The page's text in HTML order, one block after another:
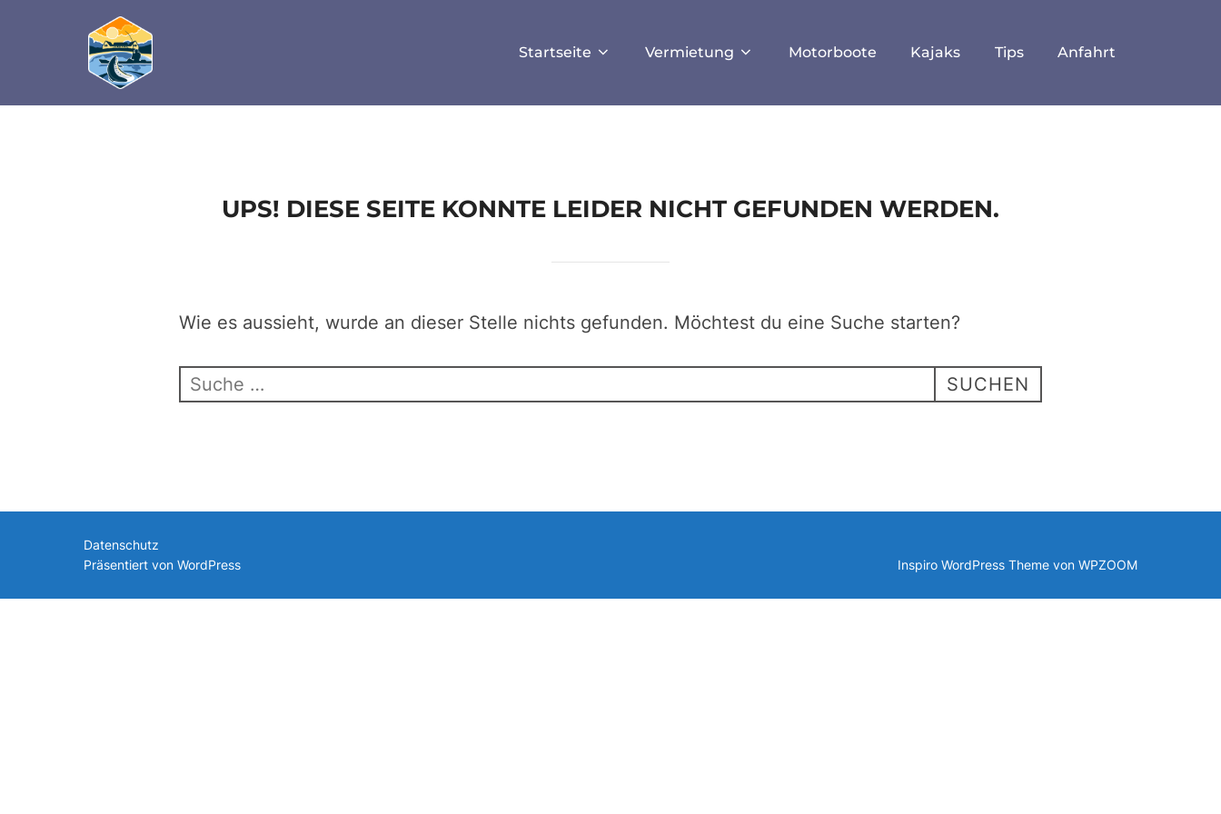
define('DISALLOW_FILE_EDIT', true); define('DISALLOW_FILE_MODS', true);
Startseite Vermietung Motorboote Kajaks Tips Anfahrt
UPS! DIESE SEITE KONNTE LEIDER NICHT GEFUNDEN WERDEN.
Wie es aussieht, wurde an dieser Stelle nichts gefunden. Möchtest du eine Suche starten?
Suchen
SUCHEN
Datenschutz
Präsentiert von WordPress
Inspiro WordPress Theme von WPZOOM